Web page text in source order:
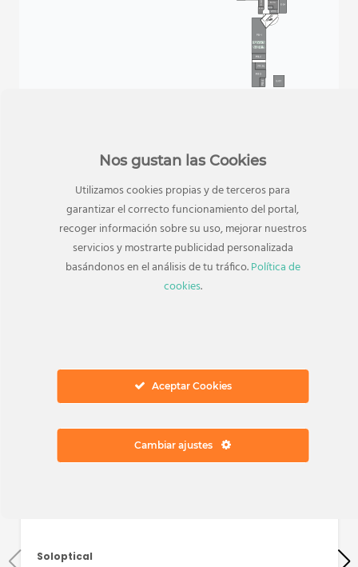
TAMBIÉN TE PUEDE INTERESAR
Tiendas relacionadas
Soloptical
Nos gustan las Cookies
Utilizamos cookies propias y de terceros para
garantizar el correcto funcionamiento del portal,
recoger información sobre su uso, mejorar nuestros
servicios y mostrarte publicidad personalizada
basándonos en el análisis de tu tráfico.Política de
cookies.
Aceptar Cookies
Cambiar ajustes